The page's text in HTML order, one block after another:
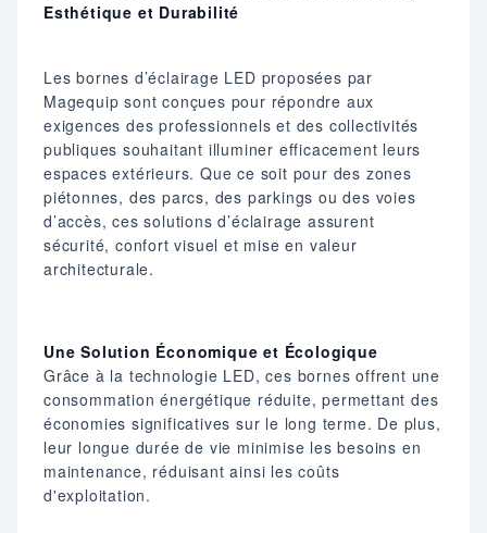
Esthétique et Durabilité
Les bornes d’éclairage LED proposées par
Magequip sont conçues pour répondre aux
exigences des professionnels et des collectivités
publiques souhaitant illuminer efficacement leurs
espaces extérieurs. Que ce soit pour des zones
piétonnes, des parcs, des parkings ou des voies
d’accès, ces solutions d’éclairage assurent
sécurité, confort visuel et mise en valeur
architecturale.​
Une Solution Économique et Écologique
Grâce à la technologie LED, ces bornes offrent une
consommation énergétique réduite, permettant des
économies significatives sur le long terme. De plus,
leur longue durée de vie minimise les besoins en
maintenance, réduisant ainsi les coûts
d'exploitation.​